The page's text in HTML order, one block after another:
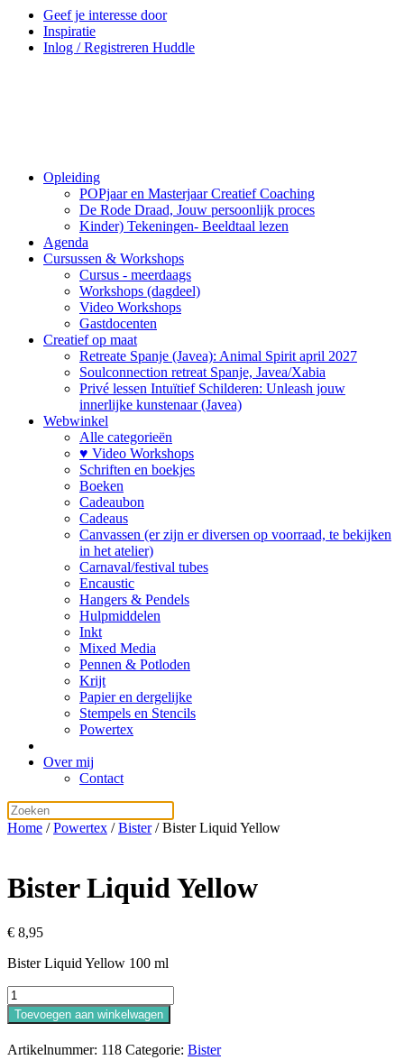
Geef je interesse door
Inspiratie
Inlog / Registreren Huddle
Opleiding
POPjaar en Masterjaar Creatief Coaching
De Rode Draad, Jouw persoonlijk proces
Kinder) Tekeningen- Beeldtaal lezen
Agenda
Cursussen & Workshops
Cursus - meerdaags
Workshops (dagdeel)
Video Workshops
Gastdocenten
Creatief op maat
Retreate Spanje (Javea): Animal Spirit april 2027
Soulconnection retreat Spanje, Javea/Xabia
Privé lessen Intuïtief Schilderen: Unleash jouw
innerlijke kunstenaar (Javea)
Webwinkel
Alle categorieën
♥ Video Workshops
Schriften en boekjes
Boeken
Cadeaubon
Cadeaus
Canvassen (er zijn er diversen op voorraad, te bekijken
in het atelier)
Carnaval/festival tubes
Encaustic
Hangers & Pendels
Hulpmiddelen
Inkt
Mixed Media
Pennen & Potloden
Krijt
Papier en dergelijke
Stempels en Stencils
Powertex
Over mij
Contact
Home /Powertex /Bister/ Bister Liquid Yellow
Bister Liquid Yellow
€ 8,95
Bister Liquid Yellow 100 ml
Bister
Liquid
Yellow
aantal
Toevoegen aan winkelwagen
Artikelnummer: 118 Categorie: Bister